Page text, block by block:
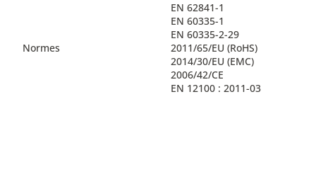
Normes
EN 62841-1
EN 60335-1
EN 60335-2-29
2011/65/EU (RoHS)
2014/30/EU (EMC)
2006/42/CE
EN 12100 : 2011-03